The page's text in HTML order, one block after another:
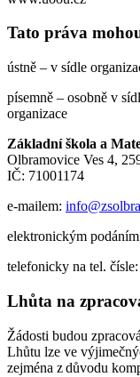
Tato práva
ústně – v sídle
písemně – osobně v
organizace
Základní škola a
Olbramovice Ves 4,
IČ: 71001174
e-mailem:
elektronickým
telefonicky na tel.
Lhůta na
Žádosti budou
Lhůtu lze ve
zejména z důvodu